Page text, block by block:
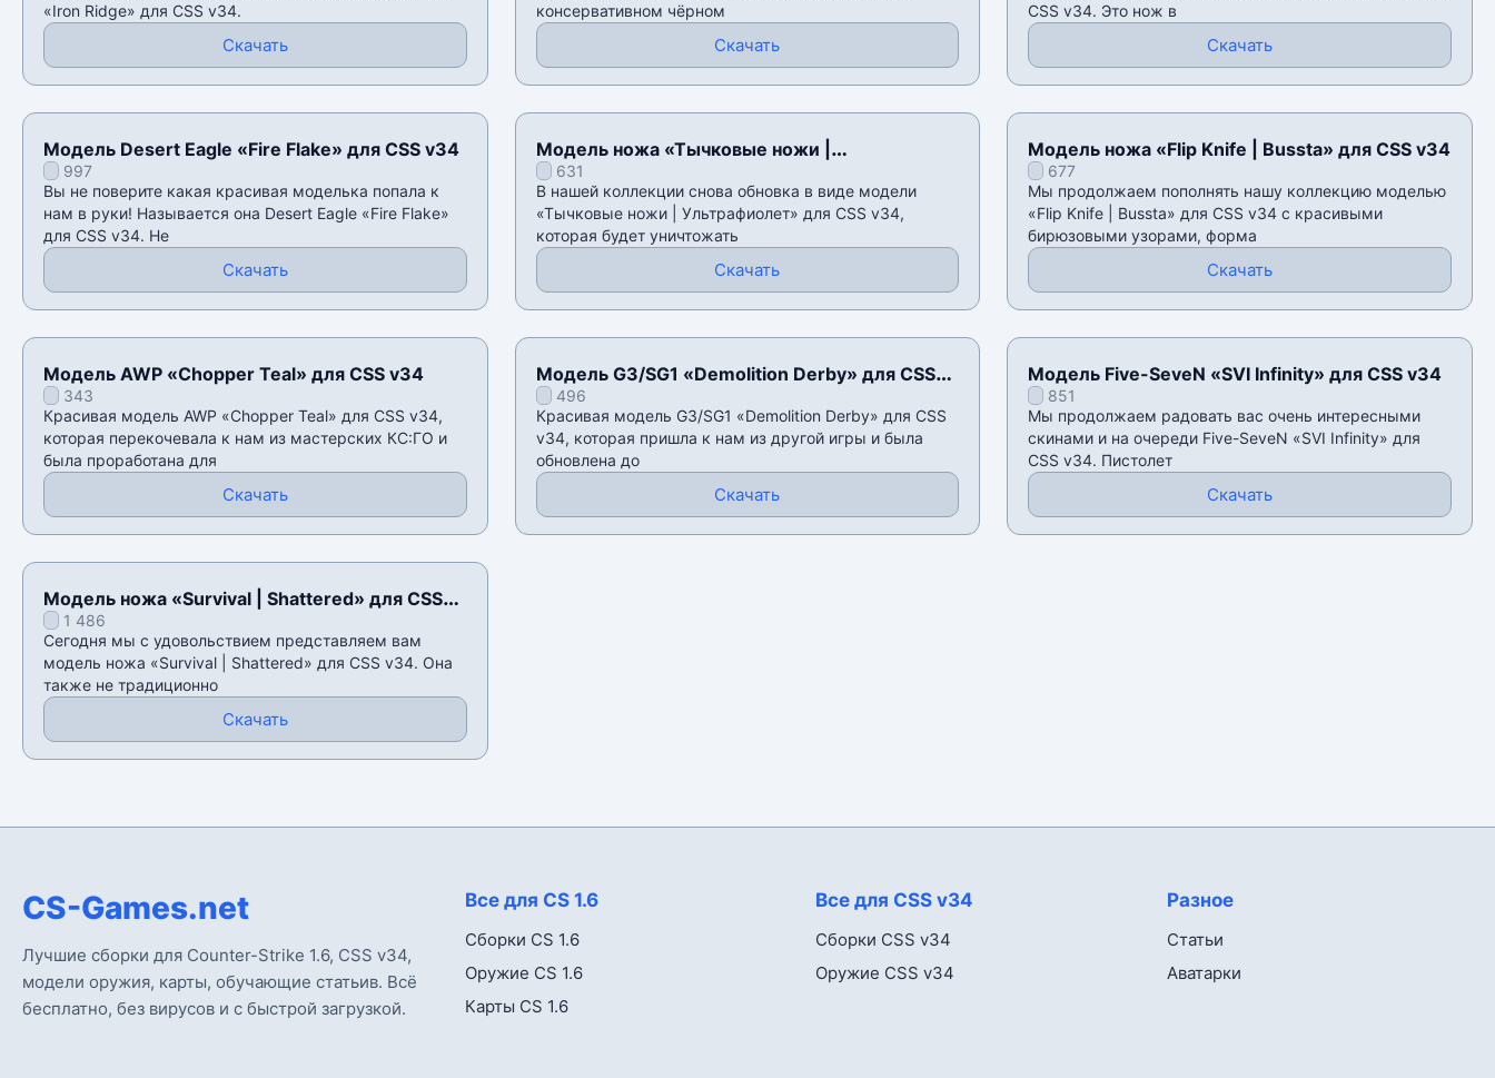
«Iron Ridge» для CSS v34.
Скачать
консервативном чëрном
Скачать
CSS v34. Это нож в
Скачать
Модель Desert Eagle «Fire Flake» для CSS v34
997
Вы не поверите какая красивая моделька попала к
нам в руки! Называется она Desert Eagle «Fire Flake»
для CSS v34. Не
Скачать
Модель ножа «Тычковые ножи |
Ультрафиолет» для CSS v34
631
В нашей коллекции снова обновка в виде модели
«Тычковые ножи | Ультрафиолет» для CSS v34,
которая будет уничтожать
Скачать
Модель ножа «Flip Knife | Bussta» для CSS v34
677
Мы продолжаем пополнять нашу коллекцию моделью
«Flip Knife | Bussta» для CSS v34 с красивыми
бирюзовыми узорами, форма
Скачать
Модель AWP «Chopper Teal» для CSS v34
343
Красивая модель AWP «Chopper Teal» для CSS v34,
которая перекочевала к нам из мастерских КС:ГО и
была проработана для
Скачать
Модель G3/SG1 «Demolition Derby» для CSS
v34496
Красивая модель G3/SG1 «Demolition Derby» для CSS
v34, которая пришла к нам из другой игры и была
обновлена до
Скачать
Модель Five-SeveN «SVI Infinity» для CSS v34
851
Мы продолжаем радовать вас очень интересными
скинами и на очереди Five-SeveN «SVI Infinity» для
CSS v34. Пистолет
Скачать
Модель ножа «Survival | Shattered» для CSS
v341 486
Сегодня мы с удовольствием представляем вам
модель ножа «Survival | Shattered» для CSS v34. Она
также не традиционно
Скачать
CS-Games.net
Лучшие сборки для Counter-Strike 1.6, CSS v34,
модели оружия, карты, обучающие статьив. Всё
бесплатно, без вирусов и с быстрой загрузкой.
Все для CS 1.6
Сборки CS 1.6
Оружие CS 1.6
Карты CS 1.6
Все для CSS v34
Сборки CSS v34
Оружие CSS v34
Разное
Статьи
Аватарки